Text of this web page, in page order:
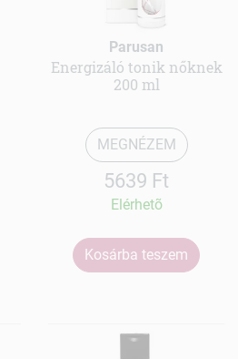
Parusan
Energizáló tonik nőknek
200 ml
MEGNÉZEM
5639 Ft
Elérhetõ
Kosárba teszem